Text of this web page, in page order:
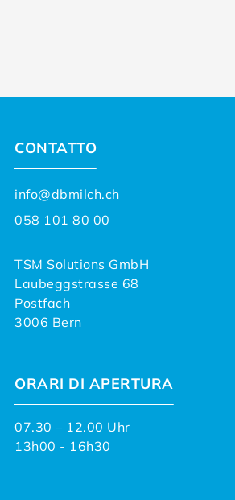
CONTATTO
info@dbmilch.ch
058 101 80 00
TSM Solutions GmbH
Laubeggstrasse 68
Postfach
3006 Bern
ORARI DI APERTURA
07.30 – 12.00 Uhr
13h00 - 16h30